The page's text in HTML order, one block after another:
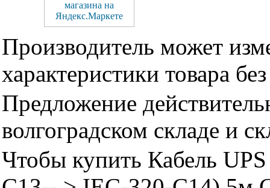
Производитель может
характеристики товара
Предложение
волгоградском складе и
Чтобы купить Кабель